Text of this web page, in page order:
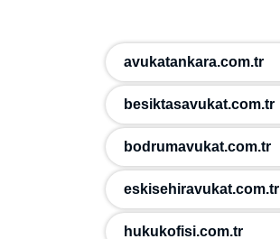
avukatankara.com.tr
besiktasavukat.com.tr
bodrumavukat.com.tr
eskisehiravukat.com.tr
hukukofisi.com.tr